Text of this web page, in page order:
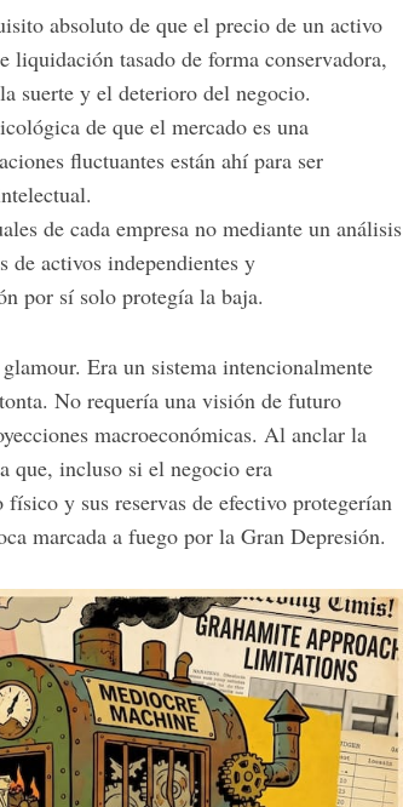
absoluto de que el precio de un activo
liquidación tasado de forma conservadora,
suerte y el deterioro del negocio.
de que el mercado es una
fluctuantes están ahí para ser
de cada empresa no mediante un análisis
de activos independientes y
por sí solo protegía la baja.
Era un sistema intencionalmente
No requería una visión de futuro
macroeconómicas. Al anclar la
que, incluso si el negocio era
y sus reservas de efectivo protegerían
marcada a fuego por la Gran Depresión.